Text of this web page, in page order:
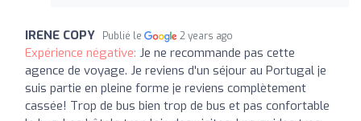
IRENE COPY Publié le 2 years ago
Expérience négative: Je ne recommande pas cette
agence de voyage. Je reviens d'un séjour au Portugal je
suis partie en pleine forme je reviens complètement
cassée! Trop de bus bien trop de bus et pas confortable